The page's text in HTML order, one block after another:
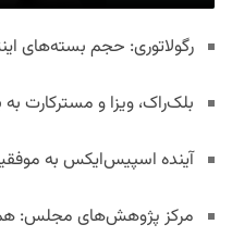
رگولاتوری: حجم بسته‌های
بلک‌راک، ویزا و مسترکارت
آینده اسپیس‌ایکس به
مرکز پژوهش‌های مجلس: